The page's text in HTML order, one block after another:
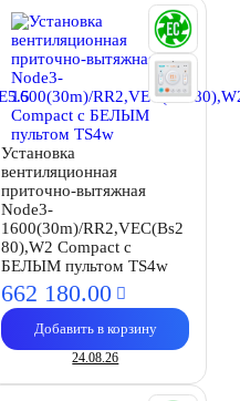
Установка
вентиляционная
приточно-вытяжная
Node3-
1600(30m)/RR2,VEC(Bs2
80),W2 Compact с
БЕЛЫМ пультом TS4w
662 180.00
Добавить в корзину
24.08.26